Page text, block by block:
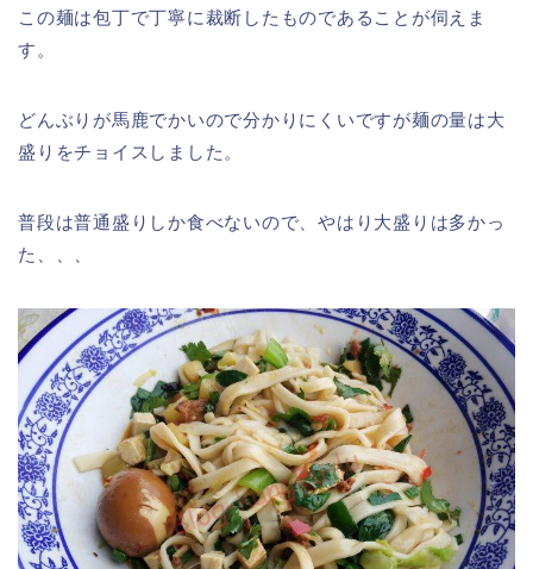
この麺は包丁で丁寧に裁断したものであることが伺えま
す。
どんぶりが馬鹿でかいので分かりにくいですが麺の量は大
盛りをチョイスしました。
普段は普通盛りしか食べないので、やはり大盛りは多かっ
た、、、